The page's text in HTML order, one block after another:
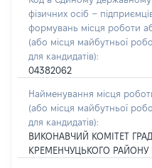
фізичних осіб –
формувань місця роботи
(або місця майбутньої
для кандидатів):
04382062
Найменування місця
(або місця майбутньої
для кандидатів):
ВИКОНАВЧИЙ КОМІТЕТ
КРЕМЕНЧУЦЬКОГО РАЙОНУ